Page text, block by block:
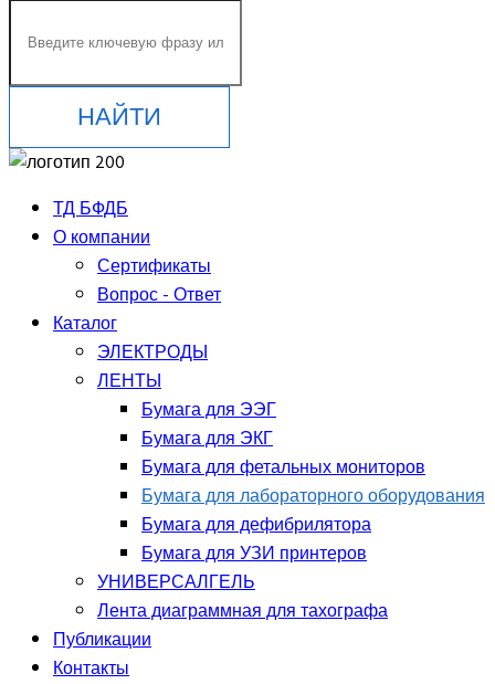
НАЙТИ
ТД БФДБ
О компании
Сертификаты
Вопрос - Ответ
Каталог
ЭЛЕКТРОДЫ
ЛЕНТЫ
Бумага для ЭЭГ
Бумага для ЭКГ
Бумага для фетальных мониторов
Бумага для лабораторного оборудования
Бумага для дефибрилятора
Бумага для УЗИ принтеров
УНИВЕРСАЛГЕЛЬ
Лента диаграммная для тахографа
Публикации
Контакты